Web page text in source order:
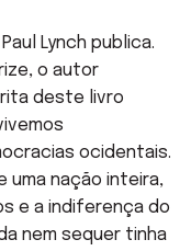
Lynch publica.
o autor
deste livro
ocidentais.
uma nação inteira,
e a indiferença do
nem sequer tinha